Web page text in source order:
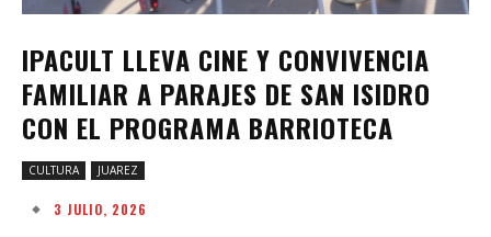
IPACULT LLEVA CINE Y CONVIVENCIA
FAMILIAR A PARAJES DE SAN ISIDRO
CON EL PROGRAMA BARRIOTECA
CULTURA JUAREZ
3 JULIO, 2026